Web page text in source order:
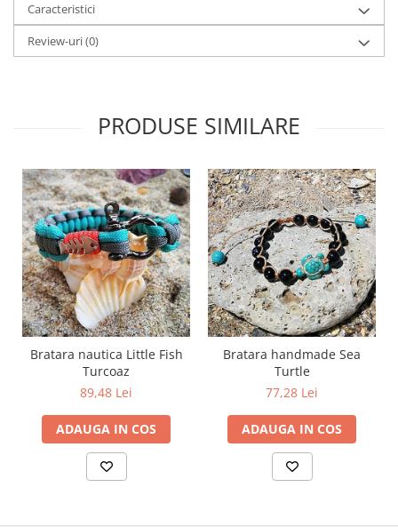
Caracteristici
Review-uri(0)
PRODUSE SIMILARE
Bratara nautica Little Fish
Turcoaz
89,48 Lei
ADAUGA IN COS
Bratara handmade Sea
Turtle
77,28 Lei
ADAUGA IN COS